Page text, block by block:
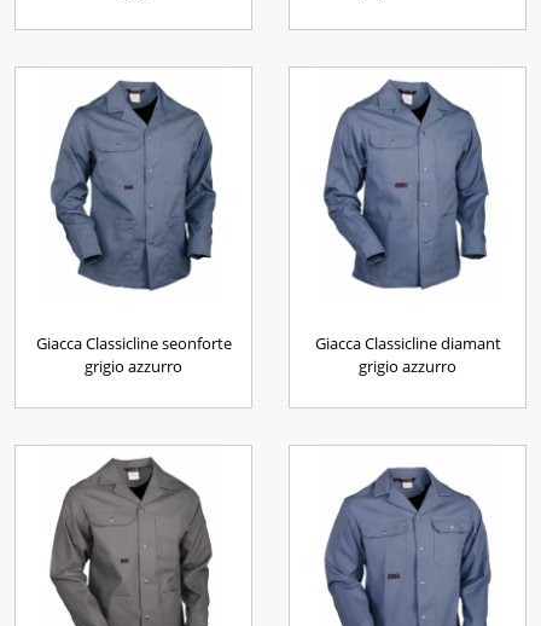
Giacca Classicline seonforte
grigio azzurro
Giacca Classicline diamant
grigio azzurro